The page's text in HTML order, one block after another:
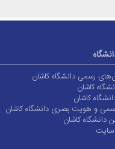
رسمی دانشگاه کاشان
کاشان
کاشان
و هویت بصری دانشگاه کاشان
دانشگاه کاشان